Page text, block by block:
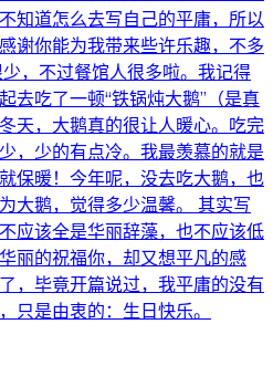
知道怎么去写自己的平庸，所以
谢你能为我带来些许乐趣，不多
，不过餐馆人很多啦。我记得
去吃了一顿“铁锅炖大鹅”（是真
天，大鹅真的很让人暖心。吃完
，少的有点冷。我最羡慕的就是
保暖！今年呢，没去吃大鹅，也
大鹅，觉得多少温馨。 其实写
应该全是华丽辞藻，也不应该低
丽的祝福你，却又想平凡的感
，毕竟开篇说过，我平庸的没有
只是由衷的：生日快乐。